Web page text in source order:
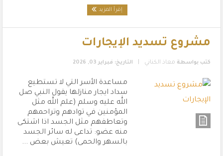
إقرأ المزيد
مشروع تسديد الإيجارات
كتب بواسطة معاذ الكناني التاريخ: فبراير 03, 2026
مساعدة الأسر التي لا تستطيع
سداد ايجار منازلها يقول النبي صل
الله عليه وسلم (علم الله مثل
المؤمنين في توادهم وتراحمهم
وتعاطفهم مثل الجسد اذا اشتكى
منه عضو: تداعى له سائر الجسد
بالسهر والحمى) تعيش بعض ...